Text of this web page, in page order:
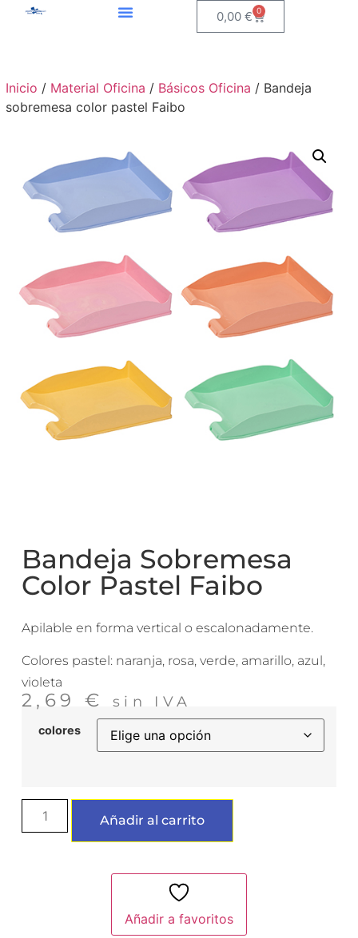
0,00€ 0
Inicio / Material Oficina / Básicos Oficina / Bandeja
sobremesa color pastel Faibo
Bandeja Sobremesa
Color Pastel Faibo
Apilable en forma vertical o escalonadamente.
Colores pastel: naranja, rosa, verde, amarillo, azul,
violeta
2,69 € sin IVA
colores
Añadir al carrito
Añadir a favoritos